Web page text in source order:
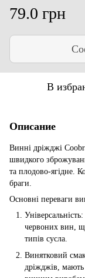
79.0 грн
В
Описание
Винні дріжджі
швидкого
та плодово-ягідне.
браги.
Основні переваги
червоних вин,
типів сусла.
Винятковий
дріжджів,